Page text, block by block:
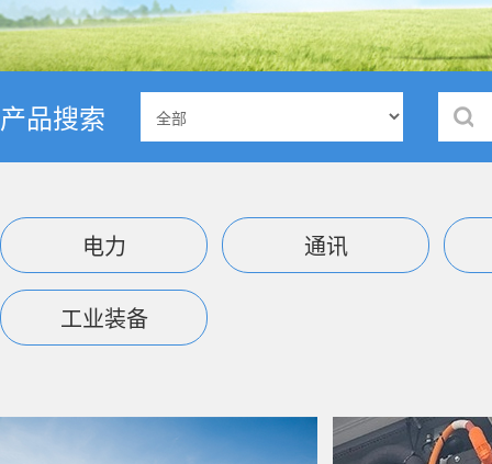
产品搜索
电力 通讯
工业装备